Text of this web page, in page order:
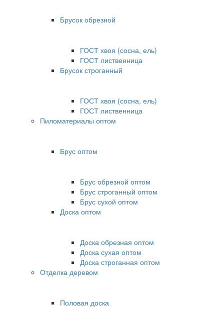
Брусок обрезной
ГОСТ хвоя (сосна, ель)
ГОСТ лиственница
Брусок строганный
ГОСТ хвоя (сосна, ель)
ГОСТ лиственница
Пиломатериалы оптом
Брус оптом
Брус обрезной оптом
Брус строганный оптом
Брус сухой оптом
Доска оптом
Доска обрезная оптом
Доска сухая оптом
Доска строганная оптом
Отделка деревом
Половая доска